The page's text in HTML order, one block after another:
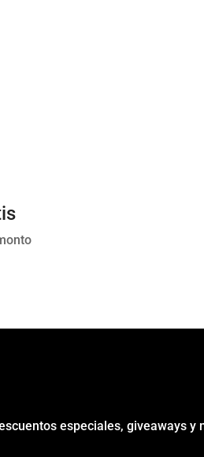
especiales, giveaways y